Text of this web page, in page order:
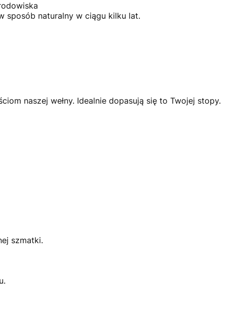
sposób naturalny w ciągu kilku lat.
naszej wełny. Idealnie dopasują się to Twojej stopy.
szmatki.